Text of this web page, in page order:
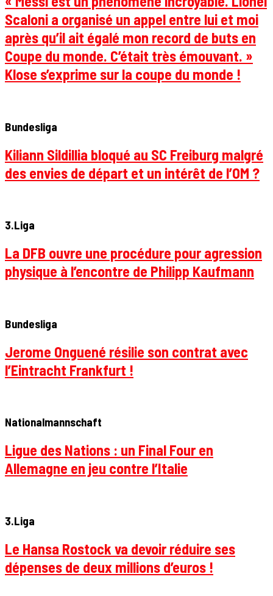
Scaloni a organisé un appel entre lui et moi
après qu’il ait égalé mon record de buts en
Coupe du monde. C’était très émouvant. »
Klose s’exprime sur la coupe du monde !
Bundesliga
Kiliann Sildillia bloqué au SC Freiburg malgré
des envies de départ et un intérêt de l’OM ?
3.Liga
La DFB ouvre une procédure pour agression
physique à l’encontre de Philipp Kaufmann
Bundesliga
Jerome Onguené résilie son contrat avec
l’Eintracht Frankfurt !
Nationalmannschaft
Ligue des Nations : un Final Four en
Allemagne en jeu contre l’Italie
3.Liga
Le Hansa Rostock va devoir réduire ses
dépenses de deux millions d’euros !